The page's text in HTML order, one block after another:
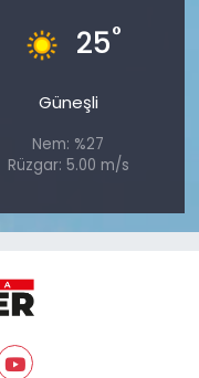
25°
Güneşli
Nem: %27
Rüzgar: 5.00 m/s